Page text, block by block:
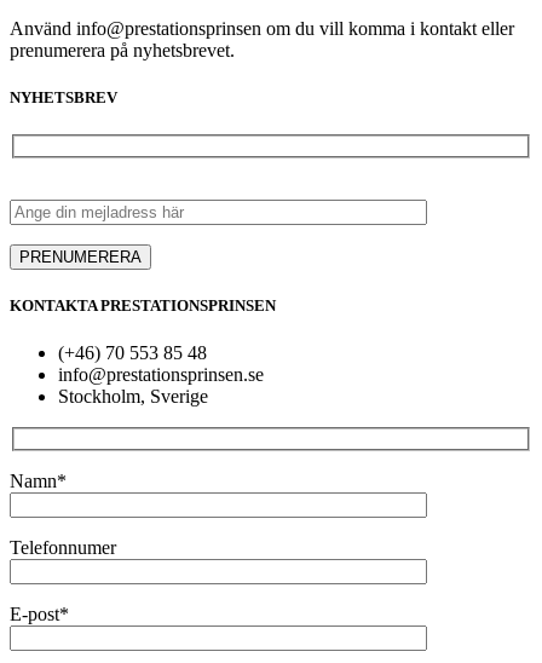
Använd info@prestationsprinsen om du vill komma i kontakt eller
prenumerera på nyhetsbrevet.
NYHETSBREV
KONTAKTA PRESTATIONSPRINSEN
(+46) 70 553 85 48
info@prestationsprinsen.se
Stockholm, Sverige
Namn*
Telefonnumer
E-post*